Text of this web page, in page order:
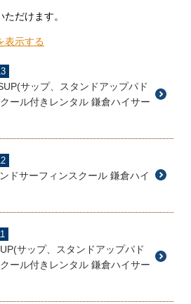
だけます。
表示する
サップ、スタンドアップパド
ール付きレンタル 鎌倉ハイサー
ドサーフィンスクール 鎌倉ハイ
サップ、スタンドアップパド
ール付きレンタル 鎌倉ハイサー